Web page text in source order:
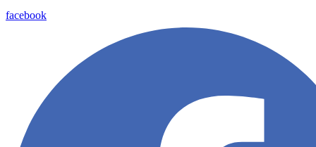
facebook